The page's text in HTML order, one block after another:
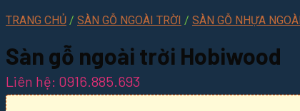
TRANG CHỦ / SÀN GỖ NGOÀI TRỜI / SÀN GỖ NHỰA
Sàn gỗ ngoài trời Hobiwood
Liên hệ: 0916.885.693